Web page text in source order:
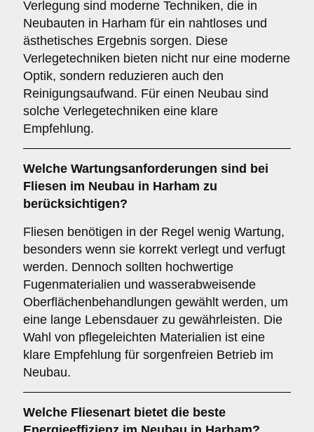
Verlegung sind moderne Techniken, die in
Neubauten in Harham für ein nahtloses und
ästhetisches Ergebnis sorgen. Diese
Verlegetechniken bieten nicht nur eine moderne
Optik, sondern reduzieren auch den
Reinigungsaufwand. Für einen Neubau sind
solche Verlegetechniken eine klare
Empfehlung.
Welche Wartungsanforderungen sind bei
Fliesen im Neubau in Harham zu
berücksichtigen?
Fliesen benötigen in der Regel wenig Wartung,
besonders wenn sie korrekt verlegt und verfugt
werden. Dennoch sollten hochwertige
Fugenmaterialien und wasserabweisende
Oberflächenbehandlungen gewählt werden, um
eine lange Lebensdauer zu gewährleisten. Die
Wahl von pflegeleichten Materialien ist eine
klare Empfehlung für sorgenfreien Betrieb im
Neubau.
Welche Fliesenart bietet die beste